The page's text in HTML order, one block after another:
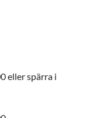
eller spärra i